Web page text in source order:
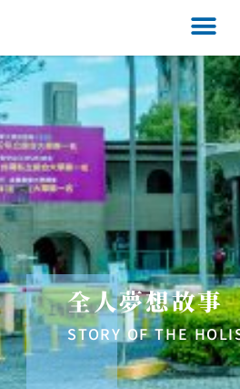
全人夢想故事
STORY OF THE